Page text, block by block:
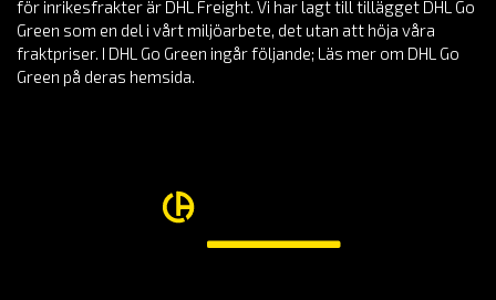
för inrikesfrakter är DHL Freight. Vi har lagt till tillägget DHL Go
Green som en del i vårt miljöarbete, det utan att höja våra
fraktpriser. I DHL Go Green ingår följande; Läs mer om DHL Go
Green på deras hemsida.